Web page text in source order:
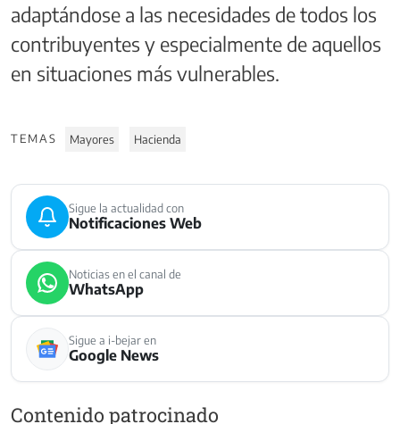
adaptándose a las necesidades de todos los
contribuyentes y especialmente de aquellos
en situaciones más vulnerables.
TEMAS Mayores Hacienda
Sigue la actualidad con
Notificaciones Web
Noticias en el canal de
WhatsApp
Sigue a i-bejar en
Google News
Contenido patrocinado